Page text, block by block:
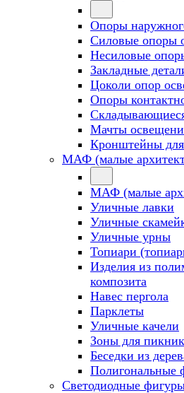
Опоры
Силовые опоры
Несиловые
Закладные
Цоколи опор
Опоры
Мачты
Кронштейны
МАФ (малые
МАФ (малые
Уличные лавки
Уличные
Уличные урны
Топиари
Изделия из
композита
Навес пергола
Парклеты
Уличные качели
Зоны для
Беседки из
Полигональные
Светодиодные